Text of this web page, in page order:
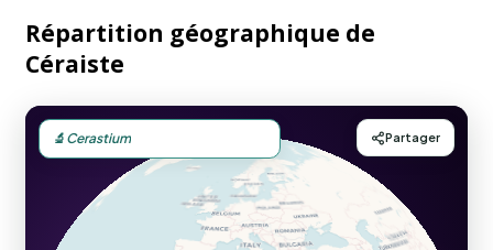
Répartition géographique de
Céraiste